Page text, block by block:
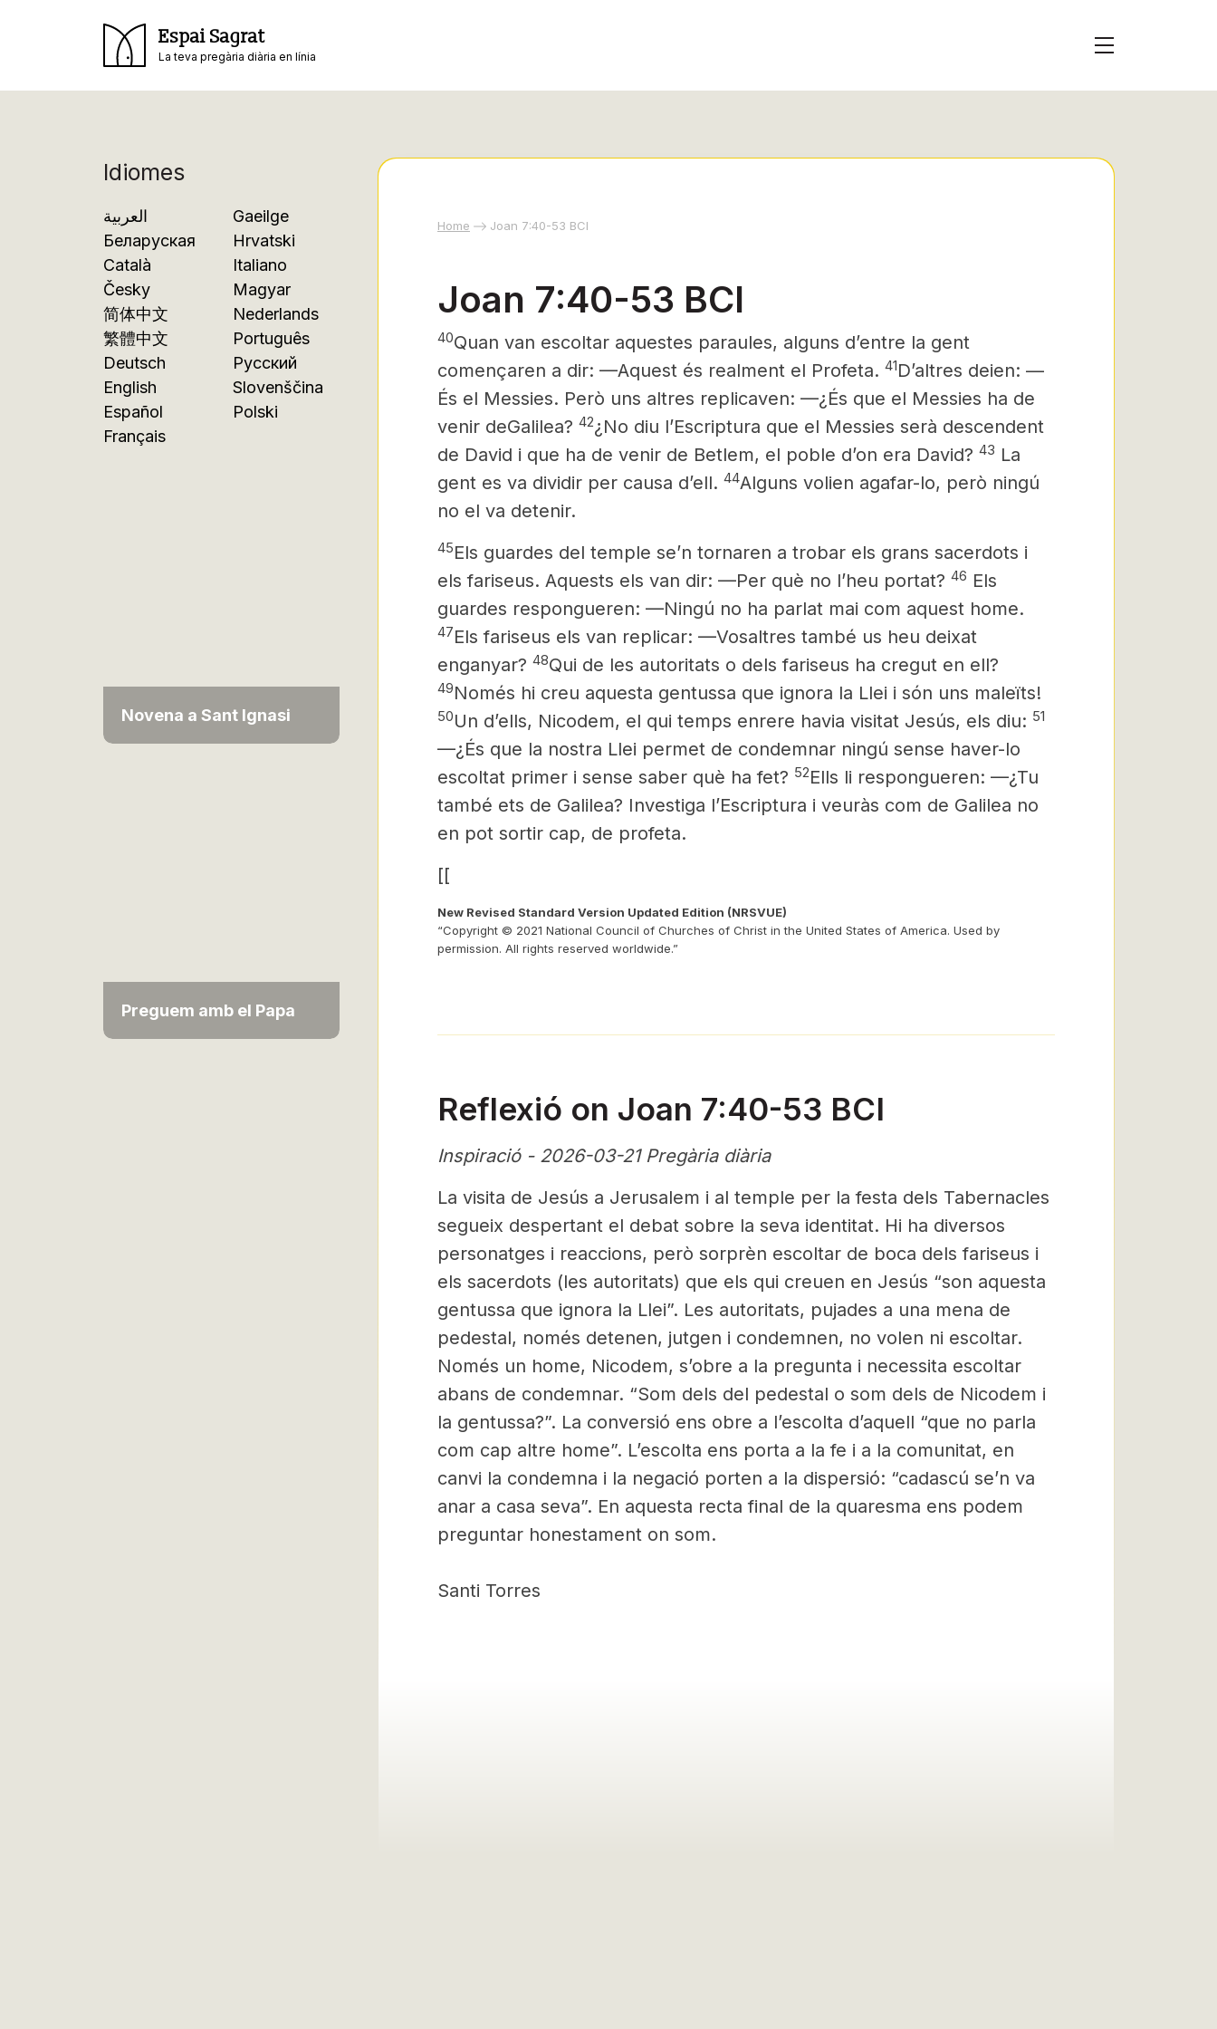
Espai Sagrat
La teva pregària diària en línia
Idiomes
العربية
Беларуская
Català
Česky
简体中文
繁體中文
Deutsch
English
Español
Français
Gaeilge
Hrvatski
Italiano
Magyar
Nederlands
Português
Русский
Slovenščina
Polski
Novena a Sant Ignasi
Preguem amb el Papa
Home Joan 7:40-53 BCI
Joan 7:40-53 BCI
40Quan van escoltar aquestes paraules, alguns d’entre la gent
començaren a dir: —Aquest és realment el Profeta. 41D’altres deien: —
És el Messies. Però uns altres replicaven: —¿És que el Messies ha de
venir deGalilea? 42¿No diu l’Escriptura que el Messies serà descendent
de David i que ha de venir de Betlem, el poble d’on era David? 43 La
gent es va dividir per causa d’ell. 44Alguns volien agafar-lo, però ningú
no el va detenir.
45Els guardes del temple se’n tornaren a trobar els grans sacerdots i
els fariseus. Aquests els van dir: —Per què no l’heu portat? 46 Els
guardes respongueren: —Ningú no ha parlat mai com aquest home.
47Els fariseus els van replicar: —Vosaltres també us heu deixat
enganyar? 48Qui de les autoritats o dels fariseus ha cregut en ell?
49Només hi creu aquesta gentussa que ignora la Llei i són uns maleïts!
50Un d’ells, Nicodem, el qui temps enrere havia visitat Jesús, els diu: 51
—¿És que la nostra Llei permet de condemnar ningú sense haver-lo
escoltat primer i sense saber què ha fet? 52Ells li respongueren: —¿Tu
també ets de Galilea? Investiga l’Escriptura i veuràs com de Galilea no
en pot sortir cap, de profeta.
[[
New Revised Standard Version Updated Edition (NRSVUE)
“Copyright © 2021 National Council of Churches of Christ in the United States of America. Used by
permission. All rights reserved worldwide.”
Reflexió on Joan 7:40-53 BCI
Inspiració - 2026-03-21 Pregària diària
La visita de Jesús a Jerusalem i al temple per la festa dels Tabernacles
segueix despertant el debat sobre la seva identitat. Hi ha diversos
personatges i reaccions, però sorprèn escoltar de boca dels fariseus i
els sacerdots (les autoritats) que els qui creuen en Jesús “son aquesta
gentussa que ignora la Llei”. Les autoritats, pujades a una mena de
pedestal, només detenen, jutgen i condemnen, no volen ni escoltar.
Només un home, Nicodem, s’obre a la pregunta i necessita escoltar
abans de condemnar. “Som dels del pedestal o som dels de Nicodem i
la gentussa?”. La conversió ens obre a l’escolta d’aquell “que no parla
com cap altre home”. L’escolta ens porta a la fe i a la comunitat, en
canvi la condemna i la negació porten a la dispersió: “cadascú se’n va
anar a casa seva”. En aquesta recta final de la quaresma ens podem
preguntar honestament on som.
Santi Torres